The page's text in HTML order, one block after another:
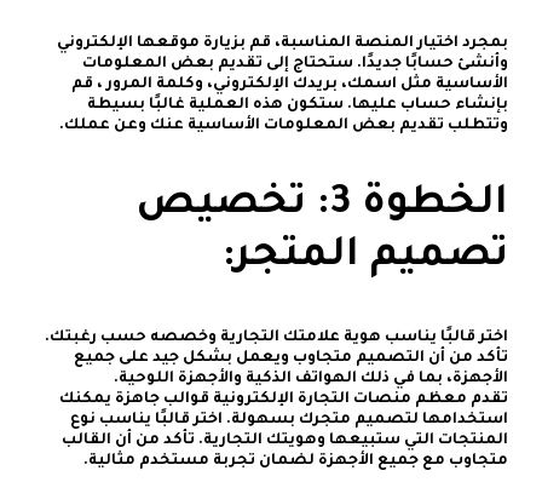
بمجرد اختيار المنصة المناسبة، قم بزيارة موقعها الإلكتروني
وأنشئ حسابًا جديدًا. ستحتاج إلى تقديم بعض المعلومات
الأساسية مثل اسمك، بريدك الإلكتروني، وكلمة المرور ، قم
بإنشاء حساب عليها. ستكون هذه العملية غالبًا بسيطة
وتتطلب تقديم بعض المعلومات الأساسية عنك وعن عملك.
الخطوة 3: تخصيص
تصميم المتجر:
اختر قالبًا يناسب هوية علامتك التجارية وخصصه حسب رغبتك.
تأكد من أن التصميم متجاوب ويعمل بشكل جيد على جميع
الأجهزة، بما في ذلك الهواتف الذكية والأجهزة اللوحية.
تقدم معظم منصات التجارة الإلكترونية قوالب جاهزة يمكنك
استخدامها لتصميم متجرك بسهولة. اختر قالبًا يناسب نوع
المنتجات التي ستبيعها وهويتك التجارية. تأكد من أن القالب
متجاوب مع جميع الأجهزة لضمان تجربة مستخدم مثالية.